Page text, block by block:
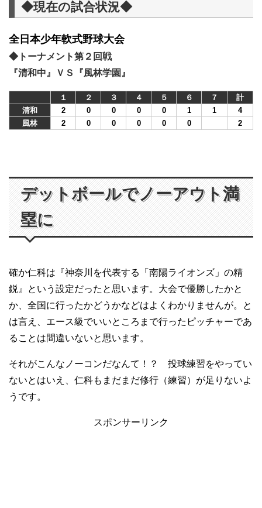
◆現在の試合状況◆
全日本少年軟式野球大会
◆トーナメント第２回戦
『清和中』ＶＳ『風林学園』
１ ２ ３ ４ ５ ６ ７
計
清和
2 0 0 0 0 1 1
4
風林
2 0 0 0 0 0 2
デットボールでノーアウト満
塁に
確か仁科は『神奈川を代表する「南陽ライオンズ」の精
鋭』という設定だったと思います。大会で優勝したかと
か、全国に行ったかどうかなどはよくわかりませんが。と
は言え、エース級でいいところまで行ったピッチャーであ
ることは間違いないと思います。
それがこんなノーコンだなんて！？ 投球練習をやってい
ないとはいえ、仁科もまだまだ修行（練習）が足りないよ
うです。
スポンサーリンク